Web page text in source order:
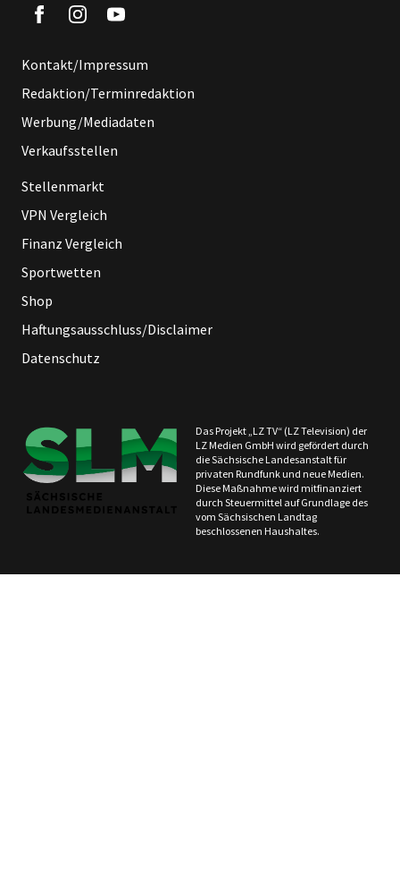
Kontakt/Impressum
Redaktion/Terminredaktion
Werbung/Mediadaten
Verkaufsstellen
Stellenmarkt
VPN Vergleich
Finanz Vergleich
Sportwetten
Shop
Haftungsausschluss/Disclaimer
Datenschutz
Das Projekt „LZ TV“ (LZ Television) der
LZ Medien GmbH wird gefördert durch
die Sächsische Landesanstalt für
privaten Rundfunk und neue Medien.
Diese Maßnahme wird mitfinanziert
durch Steuermittel auf Grundlage des
vom Sächsischen Landtag
beschlossenen Haushaltes.